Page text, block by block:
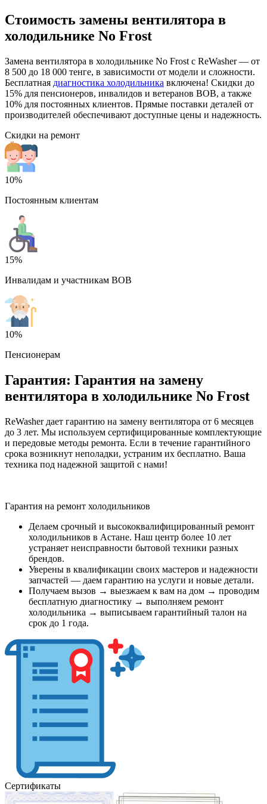
Стоимость замены вентилятора в
холодильнике No Frost
Замена вентилятора в холодильнике No Frost с ReWasher — от
8 500 до 18 000 тенге, в зависимости от модели и сложности.
Бесплатная диагностика холодильника включена! Скидки до
15% для пенсионеров, инвалидов и ветеранов ВОВ, а также
10% для постоянных клиентов. Прямые поставки деталей от
производителей обеспечивают доступные цены и надежность.
Скидки на ремонт
10%
Постоянным клиентам
15%
Инвалидам и участникам ВОВ
10%
Пенсионерам
Гарантия: Гарантия на замену
вентилятора в холодильнике No Frost
ReWasher дает гарантию на замену вентилятора от 6 месяцев
до 3 лет. Мы используем сертифицированные комплектующие
и передовые методы ремонта. Если в течение гарантийного
срока возникнут неполадки, устраним их бесплатно. Ваша
техника под надежной защитой с нами!
Гарантия на ремонт холодильников
Делаем срочный и высококвалифицированный ремонт
холодильников в Астане. Наш центр более 10 лет
устраняет неисправности бытовой техники разных
брендов.
Уверены в квалификации своих мастеров и надежности
запчастей — даем гарантию на услуги и новые детали.
Получаем вызов → выезжаем к вам на дом → проводим
бесплатную диагностику → выполняем ремонт
холодильника → выписываем гарантийный талон на
срок до 1 года.
Сертификаты